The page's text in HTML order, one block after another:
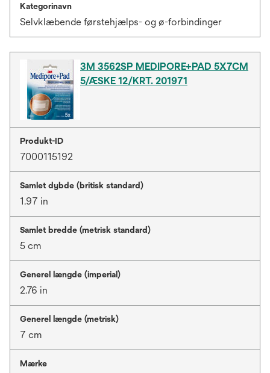
Kategorinavn
Selvklæbende førstehjælps- og ø-forbindinger
3M 3562SP MEDIPORE+PAD 5X7CM
5/ÆSKE 12/KRT. 201971
Produkt-ID
7000115192
Samlet dybde (britisk standard)
1.97 in
Samlet bredde (metrisk standard)
5 cm
Generel længde (imperial)
2.76 in
Generel længde (metrisk)
7 cm
Mærke